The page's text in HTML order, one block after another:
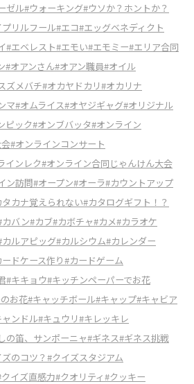
ゼル#ウォーキング#ウソか？ホントか？
リルフール#エコ#エッグベネディクト
#エベレスト#エモい#エモミー#エリア合同
#オアンさん#オアン職員#オイル
ズメバチ#オカヤドカリ#オカリナ
マ#オムライス#オヤジギャグ#オリジナル
ピック#オンブバッタ#オンライン
#オンラインコンサート
インレク#オンライン合同じゃんけん大会
ン訪問#オープン#オーラ#カウントアップ
カナ覚えられない#カタログギフト！？
カバン#カブ#カボチャ#カメ#カラオケ
カルアピッグ#カルシウム#カレンダー
ドケース作り#カードゲーム
#キキョウ#キッチンペーパーでお花
お花#キャッチボール#キャップ#キャビア
ンドル#キュウリ#キレッキレ
の笛、サンポーニャ#ギネス#ギネス挑戦
のコツ？ #クイズスタジアム
イズ直感力#クオリティ#クッキー